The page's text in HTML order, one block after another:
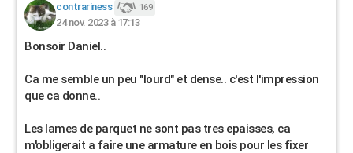
contrariness 169
24 nov. 2023 à 17:13
Bonsoir Daniel..
Ca me semble un peu "lourd" et dense.. c'est l'impression
que ca donne..
Les lames de parquet ne sont pas tres epaisses, ca
m'obligerait a faire une armature en bois pour les fixer